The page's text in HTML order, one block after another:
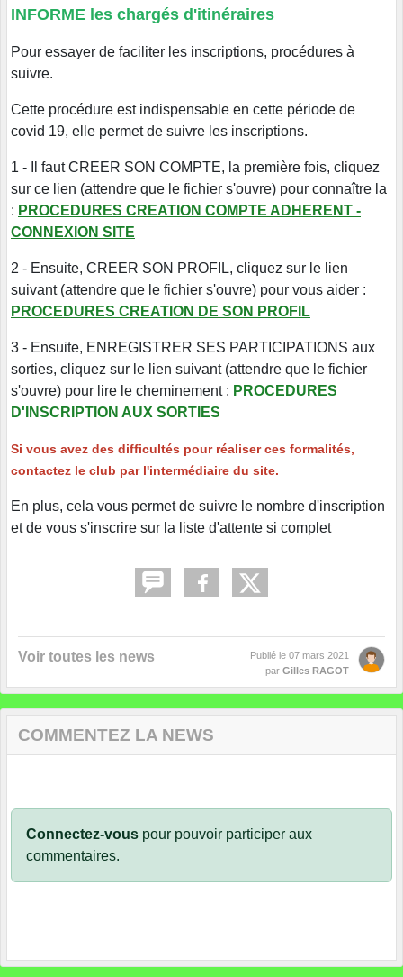
INFORME les chargés d'itinéraires
Pour essayer de faciliter les inscriptions, procédures à
suivre.
Cette procédure est indispensable en cette période de
covid 19, elle permet de suivre les inscriptions.
1 - Il faut CREER SON COMPTE, la première fois, cliquez
sur ce lien (attendre que le fichier s'ouvre) pour connaître la
: PROCEDURES CREATION COMPTE ADHERENT -
CONNEXION SITE
2 - Ensuite, CREER SON PROFIL, cliquez sur le lien
suivant (attendre que le fichier s'ouvre) pour vous aider :
PROCEDURES CREATION DE SON PROFIL
3 - Ensuite, ENREGISTRER SES PARTICIPATIONS aux
sorties, cliquez sur le lien suivant (attendre que le fichier
s'ouvre) pour lire le cheminement : PROCEDURES
D'INSCRIPTION AUX SORTIES
Si vous avez des difficultés pour réaliser ces formalités,
contactez le club par l'intermédiaire du site.
En plus, cela vous permet de suivre le nombre d'inscription
et de vous s'inscrire sur la liste d'attente si complet
Voir toutes les news Publié le 07 mars 2021
par Gilles RAGOT
COMMENTEZ LA NEWS
Connectez-vous pour pouvoir participer aux
commentaires.